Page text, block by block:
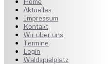
Aktuelles
Impressum
Kontakt
Wir über uns
Termine
Login
Waldspielplatz